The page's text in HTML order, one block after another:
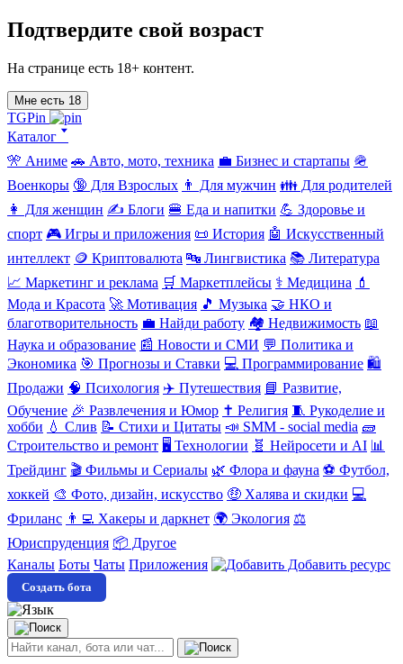
Подтвердите свой возраст
На странице есть 18+ контент.
Мне есть 18
TGPin
Каталог 🢓
🎌 Аниме 🚗 Авто, мото, техника 💼 Бизнес и стартапы 🪖
Военкоры 🔞 Для Взрослых 👨 Для мужчин 👪 Для родителей
👩 Для женщин ✍️ Блоги 🍔 Еда и напитки 💪 Здоровье и
спорт 🎮 Игры и приложения 📜 История 🤖 Искусственный
интеллект 🪙 Криптовалюта 🔤 Лингвистика 📚 Литература
📈 Маркетинг и реклама 🛒 Маркетплейсы ⚕️ Медицина 💄
Мода и Красота 🚀 Мотивация 🎵 Музыка 🤝 НКО и
благотворительность 💼 Найди работу 🏘️ Недвижимость 📖
Наука и образование 📰 Новости и СМИ 💬 Политика и
Экономика 🎯 Прогнозы и Ставки 💻 Программирование 🛍️
Продажи 🧠 Психология ✈️ Путешествия 📘 Развитие,
Обучение 🎉 Развлечения и Юмор ✝️ Религия 🧵 Рукоделие и
хобби 💧 Слив 📝 Стихи и Цитаты 📣 SMM - social media 🧱
Строительство и ремонт 🖥️ Технологии 🧬 Нейросети и AI 📊
Трейдинг 🎬 Фильмы и Сериалы 🌿 Флора и фауна ⚽ Футбол,
хоккей 🎨 Фото, дизайн, искусство 🤑 Халява и скидки 💻
Фриланс 👨‍💻 Хакеры и даркнет 🌍 Экология ⚖️
Юриспруденция 📦 Другое
Каналы Боты Чаты Приложения Добавить ресурс
Создать бота